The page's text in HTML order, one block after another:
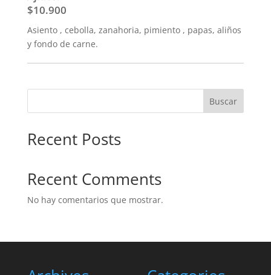
$10.900
Asiento , cebolla, zanahoria, pimiento , papas, aliños
y fondo de carne.
Buscar
Recent Posts
Recent Comments
No hay comentarios que mostrar.